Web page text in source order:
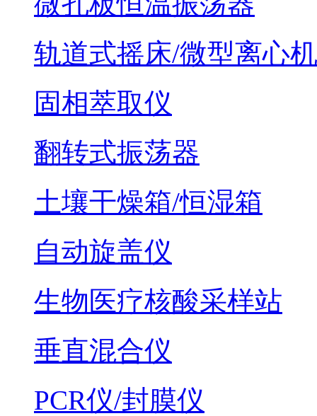
轨道式摇床/微型离心机
固相萃取仪
翻转式振荡器
土壤干燥箱/恒湿箱
自动旋盖仪
生物医疗核酸采样站
垂直混合仪
PCR仪/封膜仪